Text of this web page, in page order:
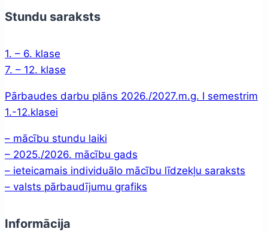
Stundu saraksts
1. – 6. klase
7. – 12. klase
Pārbaudes darbu plāns 2026./2027.m.g. I semestrim
1.-12.klasei
– mācību stundu laiki
– 2025./2026. mācību gads
– ieteicamais individuālo mācību līdzekļu saraksts
– valsts pārbaudījumu grafiks
Informācija